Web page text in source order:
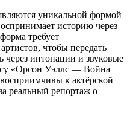
уникальной формой
историю через
требует
чтобы передать
через интонации и звуковые
«Орсон Уэллс — Война
к актёрской
реальный репортаж о